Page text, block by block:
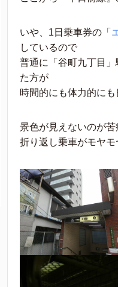
いや、1日乗車券の「
しているので
普通に「谷町九丁目
た方が
時間的にも体力的に
景色が見えないのが苦
折り返し乗車がモヤモ